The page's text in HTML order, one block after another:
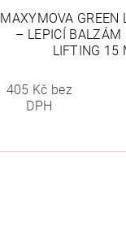
MAXYMOVA GREEN
– LEPICÍ BALZÁM
LIFTING 15
405 Kč bez
DPH